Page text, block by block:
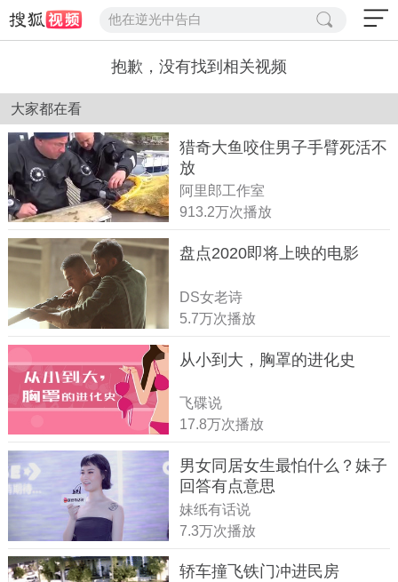
他在逆光中告白
抱歉，没有找到相关视频
大家都在看
猎奇大鱼咬住男子手臂死活不
放
阿里郎工作室
913.2万次播放
盘点2020即将上映的电影
DS女老诗
5.7万次播放
从小到大，胸罩的进化史
飞碟说
17.8万次播放
男女同居女生最怕什么？妹子
回答有点意思
妹纸有话说
7.3万次播放
轿车撞飞铁门冲进民房